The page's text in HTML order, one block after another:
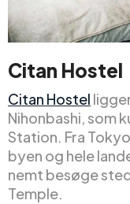
Citan Hostel
Citan Hostel
Nihonbashi, som
Station. Fra
byen og hele
nemt besøge
Temple.